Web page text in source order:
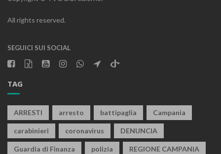
All rights reserved.
SEGUICI SUI SOCIAL
TAG
ARRESTI arresto battipaglia Campania
carabinieri coronavirus DENUNCIA
Guardia di Finanza polizia REGIONE CAMPANIA